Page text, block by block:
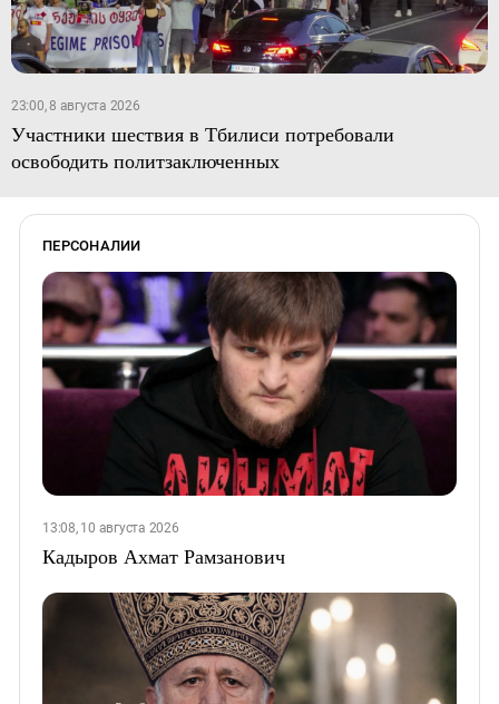
23:00, 8 августа 2026
Участники шествия в Тбилиси потребовали
освободить политзаключенных
ПЕРСОНАЛИИ
13:08, 10 августа 2026
Кадыров Ахмат Рамзанович